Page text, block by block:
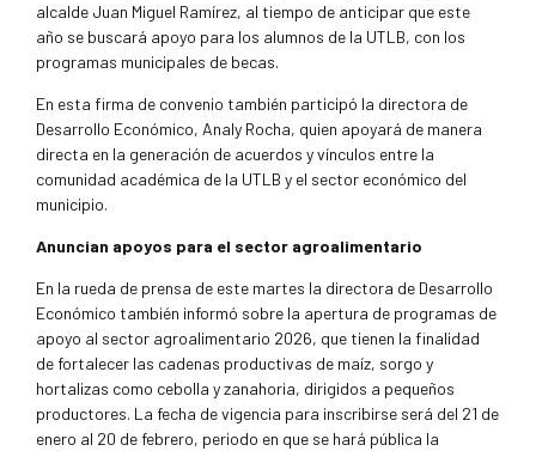
alcalde Juan Miguel Ramírez, al tiempo de anticipar que este
año se buscará apoyo para los alumnos de la UTLB, con los
programas municipales de becas.
En esta firma de convenio también participó la directora de
Desarrollo Económico, Analy Rocha, quien apoyará de manera
directa en la generación de acuerdos y vínculos entre la
comunidad académica de la UTLB y el sector económico del
municipio.
Anuncian apoyos para el sector agroalimentario
En la rueda de prensa de este martes la directora de Desarrollo
Económico también informó sobre la apertura de programas de
apoyo al sector agroalimentario 2026, que tienen la finalidad
de fortalecer las cadenas productivas de maíz, sorgo y
hortalizas como cebolla y zanahoria, dirigidos a pequeños
productores. La fecha de vigencia para inscribirse será del 21 de
enero al 20 de febrero, periodo en que se hará pública la